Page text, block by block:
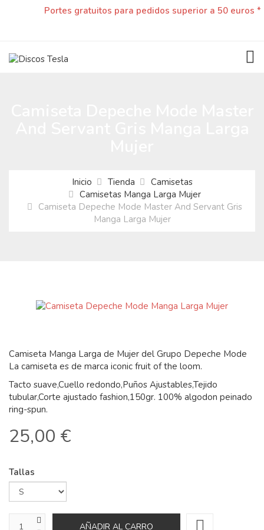
Portes gratuitos para pedidos superior a 50 euros *
Inicio Tienda
Camisetas
Camisetas Manga Larga Mujer
Camiseta Depeche Mode Master And Servant Gris
Manga Larga Mujer
Camiseta Manga Larga de Mujer del Grupo Depeche Mode
La camiseta es de marca iconic fruit of the loom.
Tacto suave,Cuello redondo,Puños Ajustables,Tejido
tubular,Corte ajustado fashion,150gr. 100% algodon peinado
ring-spun.
25,00 €
Tallas